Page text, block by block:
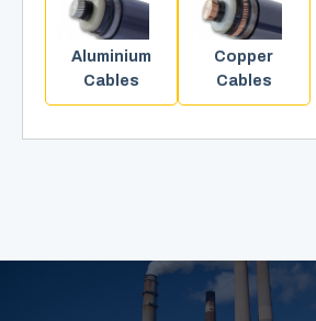
Aluminium
Cables
Copper
Cables